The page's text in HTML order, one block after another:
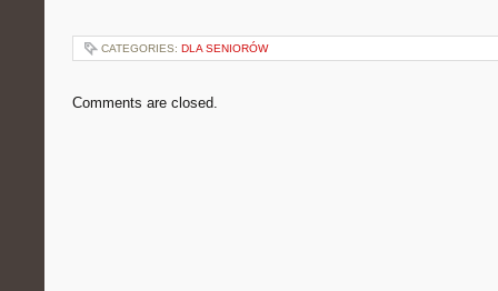
CATEGORIES: DLA SENIORÓW
Comments are closed.